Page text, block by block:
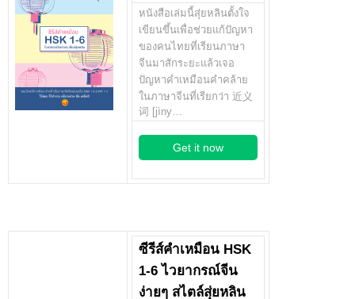
หนังสือเล่มนี้สุ่ยหลินตั้งใจ
เขียนขึ้นเพื่อช่วยแก้ปัญหา
ของคนไทยที่เรียนภาษา
จีนมาสักระยะแล้วเจอ
ปัญหาคำเหมือนคำคล้าย
ในภาษาจีนที่เรียกว่า 近义
词 [jìny…
Get it now
ซีรีส์คำเหมือน HSK
1-6 ไวยากรณ์จีน
ง่ายๆ สไตล์สุ่ยหลิน